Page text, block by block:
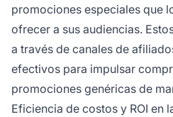
promociones especiales que
ofrecer a sus audiencias.
a través de canales de
efectivos para impulsar
promociones genéricas de
Eficiencia de costos y ROI en